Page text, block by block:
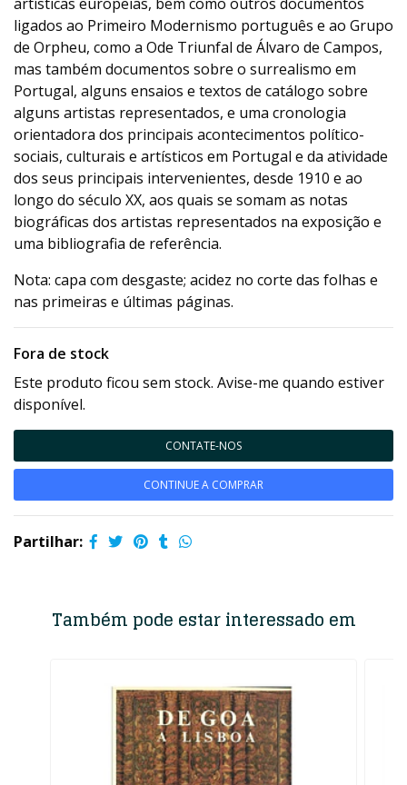
ligados ao Primeiro Modernismo português e ao Grupo
de Orpheu, como a Ode Triunfal de Álvaro de Campos,
mas também documentos sobre o surrealismo em
Portugal, alguns ensaios e textos de catálogo sobre
alguns artistas representados, e uma cronologia
orientadora dos principais acontecimentos político-
sociais, culturais e artísticos em Portugal e da atividade
dos seus principais intervenientes, desde 1910 e ao
longo do século XX, aos quais se somam as notas
biográficas dos artistas representados na exposição e
uma bibliografia de referência.
Nota: capa com desgaste; acidez no corte das folhas e
nas primeiras e últimas páginas.
Fora de stock
Este produto ficou sem stock. Avise-me quando estiver
disponível.
CONTATE-NOS
CONTINUE A COMPRAR
Partilhar:
Também pode estar interessado em